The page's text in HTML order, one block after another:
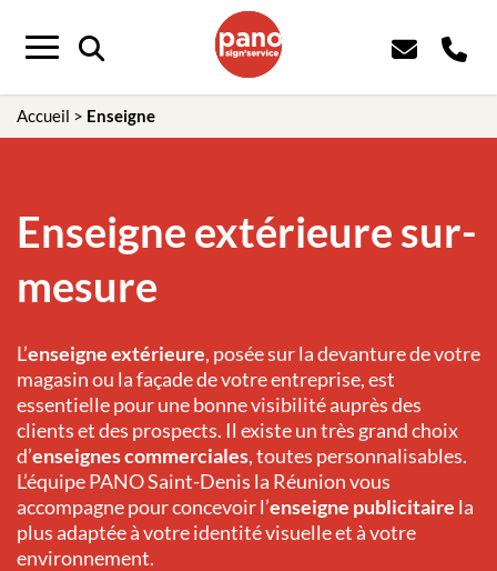
Menu
Accueil > Enseigne
Enseigne extérieure sur-
mesure
L’enseigne extérieure, posée sur la devanture de votre
magasin ou la façade de votre entreprise, est
essentielle pour une bonne visibilité auprès des
clients et des prospects. Il existe un très grand choix
d’enseignes commerciales, toutes personnalisables.
L’équipe PANO Saint-Denis la Réunion vous
accompagne pour concevoir l’enseigne publicitaire la
plus adaptée à votre identité visuelle et à votre
environnement.